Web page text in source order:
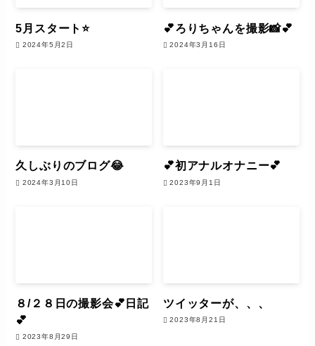
5月スタート⭐️
2024年5月2日
💕ろりちゃんを撮影📸💕
2024年3月16日
久しぶりのブログ😂
2024年3月10日
💕初アナルオナニー💕
2023年9月1日
８/２８日の撮影会💕日記
💕
2023年8月29日
ツイッターが、、、
2023年8月21日